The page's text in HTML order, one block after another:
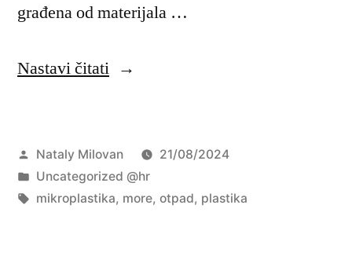
građena od materijala …
Nastavi čitati “Plastični
njegov
utjecaj
Objavio
Nataly Milovan
21/08/2024
Objavljeno
u
Uncategorized @hr
Oznake:
mikroplastika, more, otpad, plastika